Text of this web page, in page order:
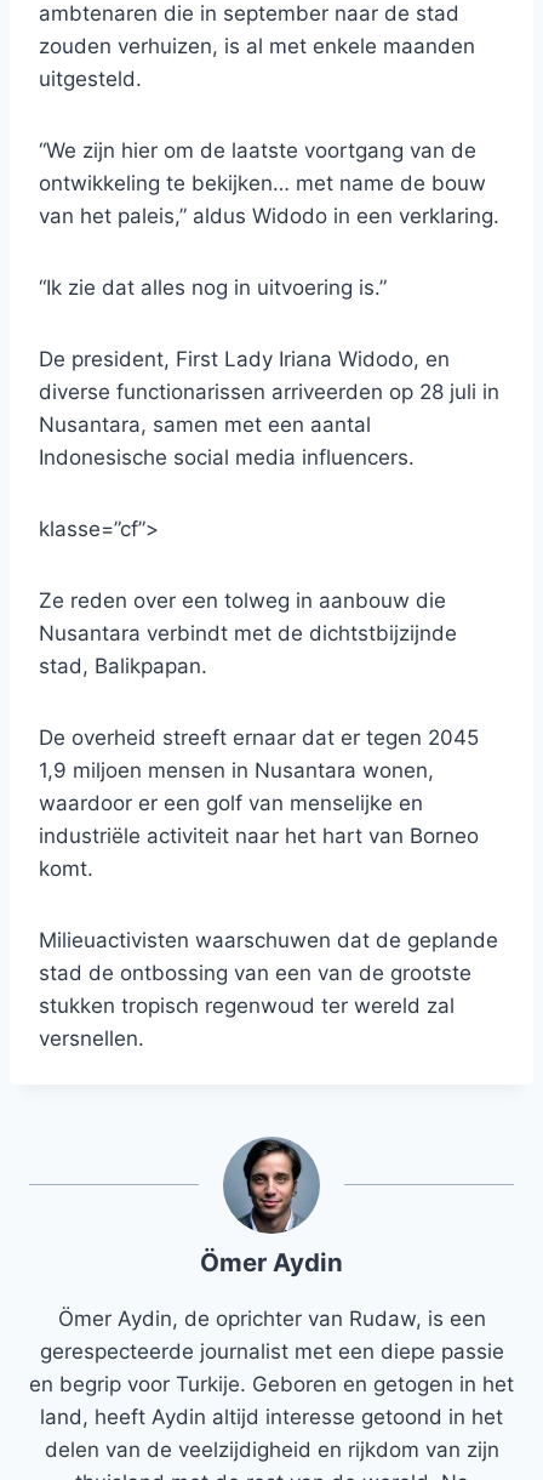
ambtenaren die in september naar de stad
zouden verhuizen, is al met enkele maanden
uitgesteld.
“We zijn hier om de laatste voortgang van de
ontwikkeling te bekijken… met name de bouw
van het paleis,” aldus Widodo in een verklaring.
“Ik zie dat alles nog in uitvoering is.”
De president, First Lady Iriana Widodo, en
diverse functionarissen arriveerden op 28 juli in
Nusantara, samen met een aantal
Indonesische social media influencers.
klasse=”cf”>
Ze reden over een tolweg in aanbouw die
Nusantara verbindt met de dichtstbijzijnde
stad, Balikpapan.
De overheid streeft ernaar dat er tegen 2045
1,9 miljoen mensen in Nusantara wonen,
waardoor er een golf van menselijke en
industriële activiteit naar het hart van Borneo
komt.
Milieuactivisten waarschuwen dat de geplande
stad de ontbossing van een van de grootste
stukken tropisch regenwoud ter wereld zal
versnellen.
Ömer Aydin
Ömer Aydin, de oprichter van Rudaw, is een
gerespecteerde journalist met een diepe passie
en begrip voor Turkije. Geboren en getogen in het
land, heeft Aydin altijd interesse getoond in het
delen van de veelzijdigheid en rijkdom van zijn